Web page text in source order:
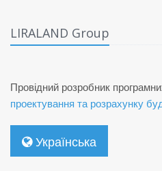
LIRALAND Group
Провідний розробник
проектування та розрахунку
Українська